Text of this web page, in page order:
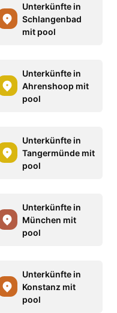
Unterkünfte in
Schlangenbad
mit pool
Unterkünfte in
Ahrenshoop mit
pool
Unterkünfte in
Tangermünde mit
pool
Unterkünfte in
München mit
pool
Unterkünfte in
Konstanz mit
pool